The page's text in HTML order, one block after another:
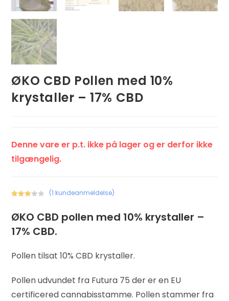
ØKO CBD Pollen med 10%
krystaller – 17% CBD
Denne vare er p.t. ikke på lager og er derfor ikke
tilgængelig.
som
3.00 ud
af 5
else
(1 kundeanmeldelse)
ØKO CBD pollen med 10% krystaller –
17% CBD.
Pollen tilsat 10% CBD krystaller.
Pollen udvundet fra Futura 75 der er en EU
certificered cannabisstamme. Pollen stammer fra